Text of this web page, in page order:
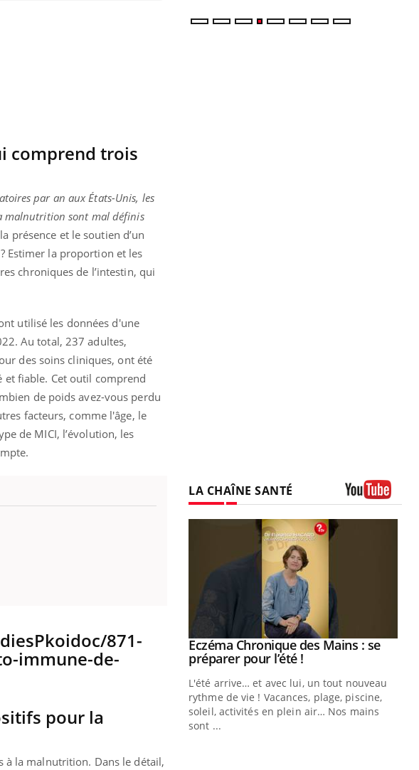
comprend trois
par an aux États-Unis, les
malnutrition sont mal définis
présence et le soutien d’un
Estimer la proportion et les
chroniques de l’intestin, qui
utilisé les données d'une
Au total, 237 adultes,
des soins cliniques, ont été
fiable. Cet outil comprend
de poids avez-vous perdu
facteurs, comme l'âge, le
de MICI, l’évolution, les
pour la
à la malnutrition. Dans le détail,
LA CHAÎNE SANTÉ
Chronique des Mains : se
pour l’été !Youtube
activités en plein air… Nos mains
Youtube
Diabète & Ramadan 2026Youtube
Le Ramadan approche, et, pour de
nombreuses personnes atteintes de
diabète, c'est une période de questions, de
défis, mais ...